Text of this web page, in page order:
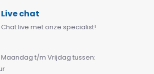
Live chat
Chat live met onze specialist!
Maandag t/m Vrijdag tussen: